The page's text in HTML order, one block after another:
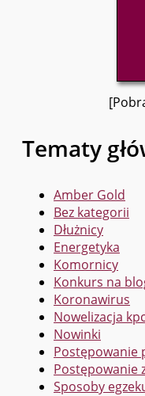
Tematy
Amber Gold
Bez kategorii
Dłużnicy
Energetyka
Komornicy
Konkurs na
Koronawirus
Nowelizacja kpc
Nowinki
Postępowanie
Postępowanie
Sposoby